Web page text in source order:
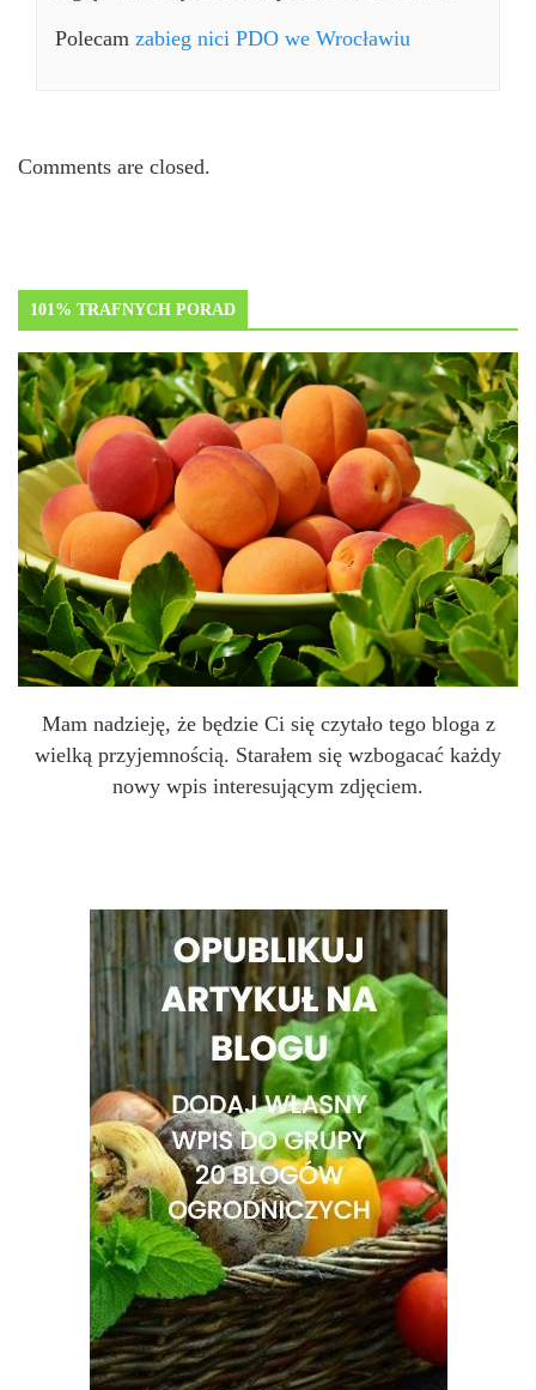
Polecam zabieg nici PDO we Wrocławiu
Comments are closed.
101% TRAFNYCH PORAD
Mam nadzieję, że będzie Ci się czytało tego bloga z
wielką przyjemnością. Starałem się wzbogacać każdy
nowy wpis interesującym zdjęciem.